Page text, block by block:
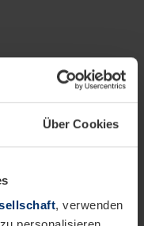
Über Cookies
, verwenden